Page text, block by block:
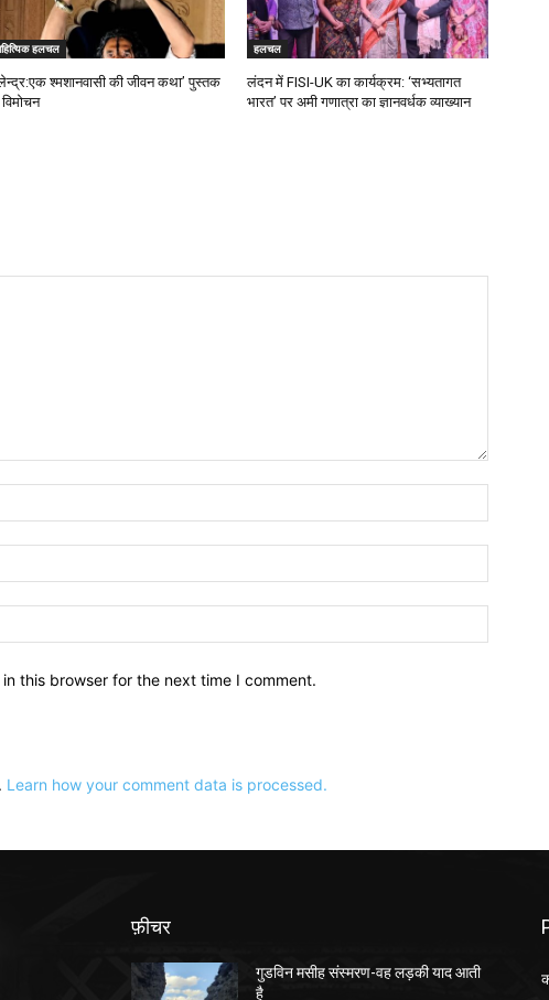
हलचल
श्मशानवासी की जीवन कथा’ पुस्तक
हलचल
लंदन में FISI-UK का कार्यक्रम: ‘सभ्यतागत
भारत’ पर अमी गणात्रा का ज्ञानवर्धक व्याख्यान
this browser for the next time I comment.
Learn how your comment data is processed.
फ़ीचर
गुडविन मसीह संस्मरण-वह लड़की याद आती
है